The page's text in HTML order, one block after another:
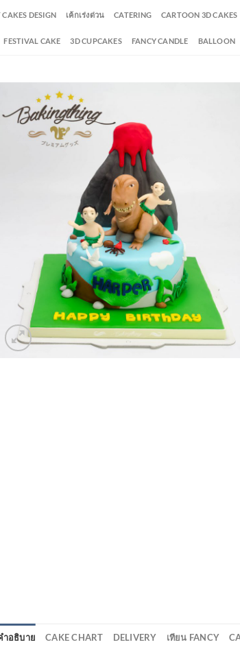
DESIGN เค้กเร่งด่วน CATERING CARTOON 3D CAKES
FESTIVAL CAKE 3D CUPCAKES FANCY CANDLE BALLOON
ำอธิบาย CAKE CHART DELIVERY เทียน FANCY